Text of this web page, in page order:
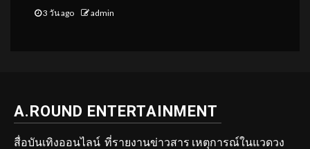
3 วัน ago admin
A.ROUND ENTERTAINMENT
สื่อบันเทิงออนไลน์ ที่รายงานข่าวสาร เหตุการณ์ในแวดวง